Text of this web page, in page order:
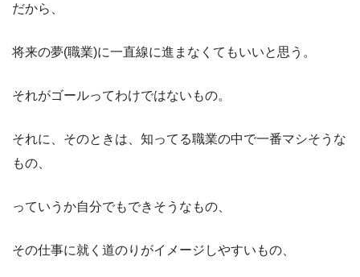
だから、
将来の夢(職業)に一直線に進まなくてもいいと思う。
それがゴールってわけではないもの。
それに、そのときは、知ってる職業の中で一番マシそうな
もの、
っていうか自分でもできそうなもの、
その仕事に就く道のりがイメージしやすいもの、